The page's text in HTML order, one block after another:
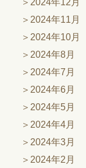
2024年11月
2024年10月
2024年8月
2024年7月
2024年6月
2024年5月
2024年4月
2024年3月
2024年2月